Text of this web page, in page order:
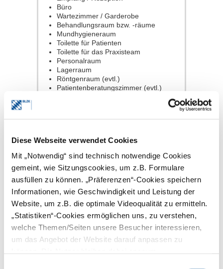
Diese Webseite verwendet Cookies
Mit „Notwendig“ sind technisch notwendige Cookies
gemeint, wie Sitzungscookies, um z.B. Formulare
ausfüllen zu können. „Präferenzen“-Cookies speichern
Informationen, wie Geschwindigkeit und Leistung der
Website, um z.B. die optimale Videoqualität zu ermitteln.
„Statistiken“-Cookies ermöglichen uns, zu verstehen,
welche Themen/Seiten unsere Besucher interessieren,
um das Angebot der Website darauf anpassen zu
Büro
Wartezimmer / Garderobe
Behandlungsraum bzw. -räume
Mundhygieneraum
Toilette für Patienten
Toilette für das Praxisteam
Personalraum
Lagerraum
Röntgenraum (evtl.)
Patientenberatungszimmer (evtl.)
Untersuchungs- und
Behandlungsräume
Verwaltungsräume
Dienst- und Personalräume
Ver- und Entsorgungsräume
Ausbildungs- und Lehrräume
Betriebstechnische Räume
Anforderungen an die Raumplanung
sieheQM Online der BLZK
Ausstattung C04 a01(mit Login),